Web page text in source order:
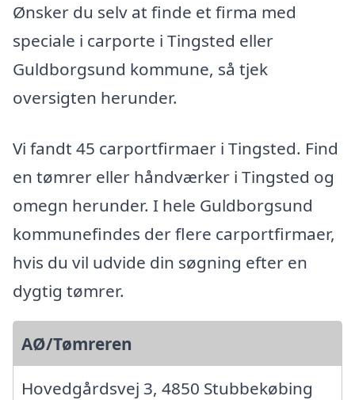
Ønsker du selv at finde et firma med
speciale i carporte i Tingsted eller
Guldborgsund kommune, så tjek
oversigten herunder.
Vi fandt 45 carportfirmaer i Tingsted. Find
en tømrer eller håndværker i Tingsted og
omegn herunder. I hele Guldborgsund
kommunefindes der flere carportfirmaer,
hvis du vil udvide din søgning efter en
dygtig tømrer.
AØ/Tømreren
Hovedgårdsvej 3, 4850 Stubbekøbing